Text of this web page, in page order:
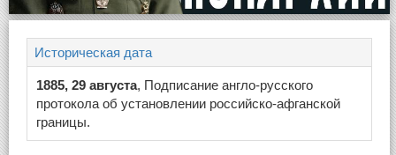
Историческая дата
1885, 29 августа, Подписание англо-русского
протокола об установлении российско-афганской
границы.